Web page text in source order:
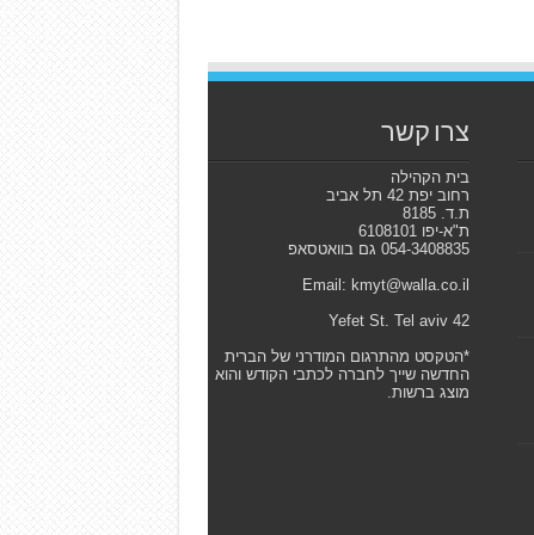
צרו קשר
בית הקהילה
רחוב יפת 42 תל אביב
ת.ד. 8185
ת"א-יפו 6108101
054-3408835 גם בוואטסאפ
Email: kmyt@walla.co.il
42 Yefet St. Tel aviv
*הטקסט מהתרגום המודרני של הברית
החדשה שייך לחברה לכתבי הקודש והוא
מוצג ברשות.